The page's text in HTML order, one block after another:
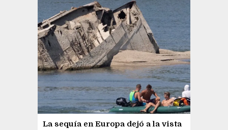
La sequía en Europa dejó a la vista